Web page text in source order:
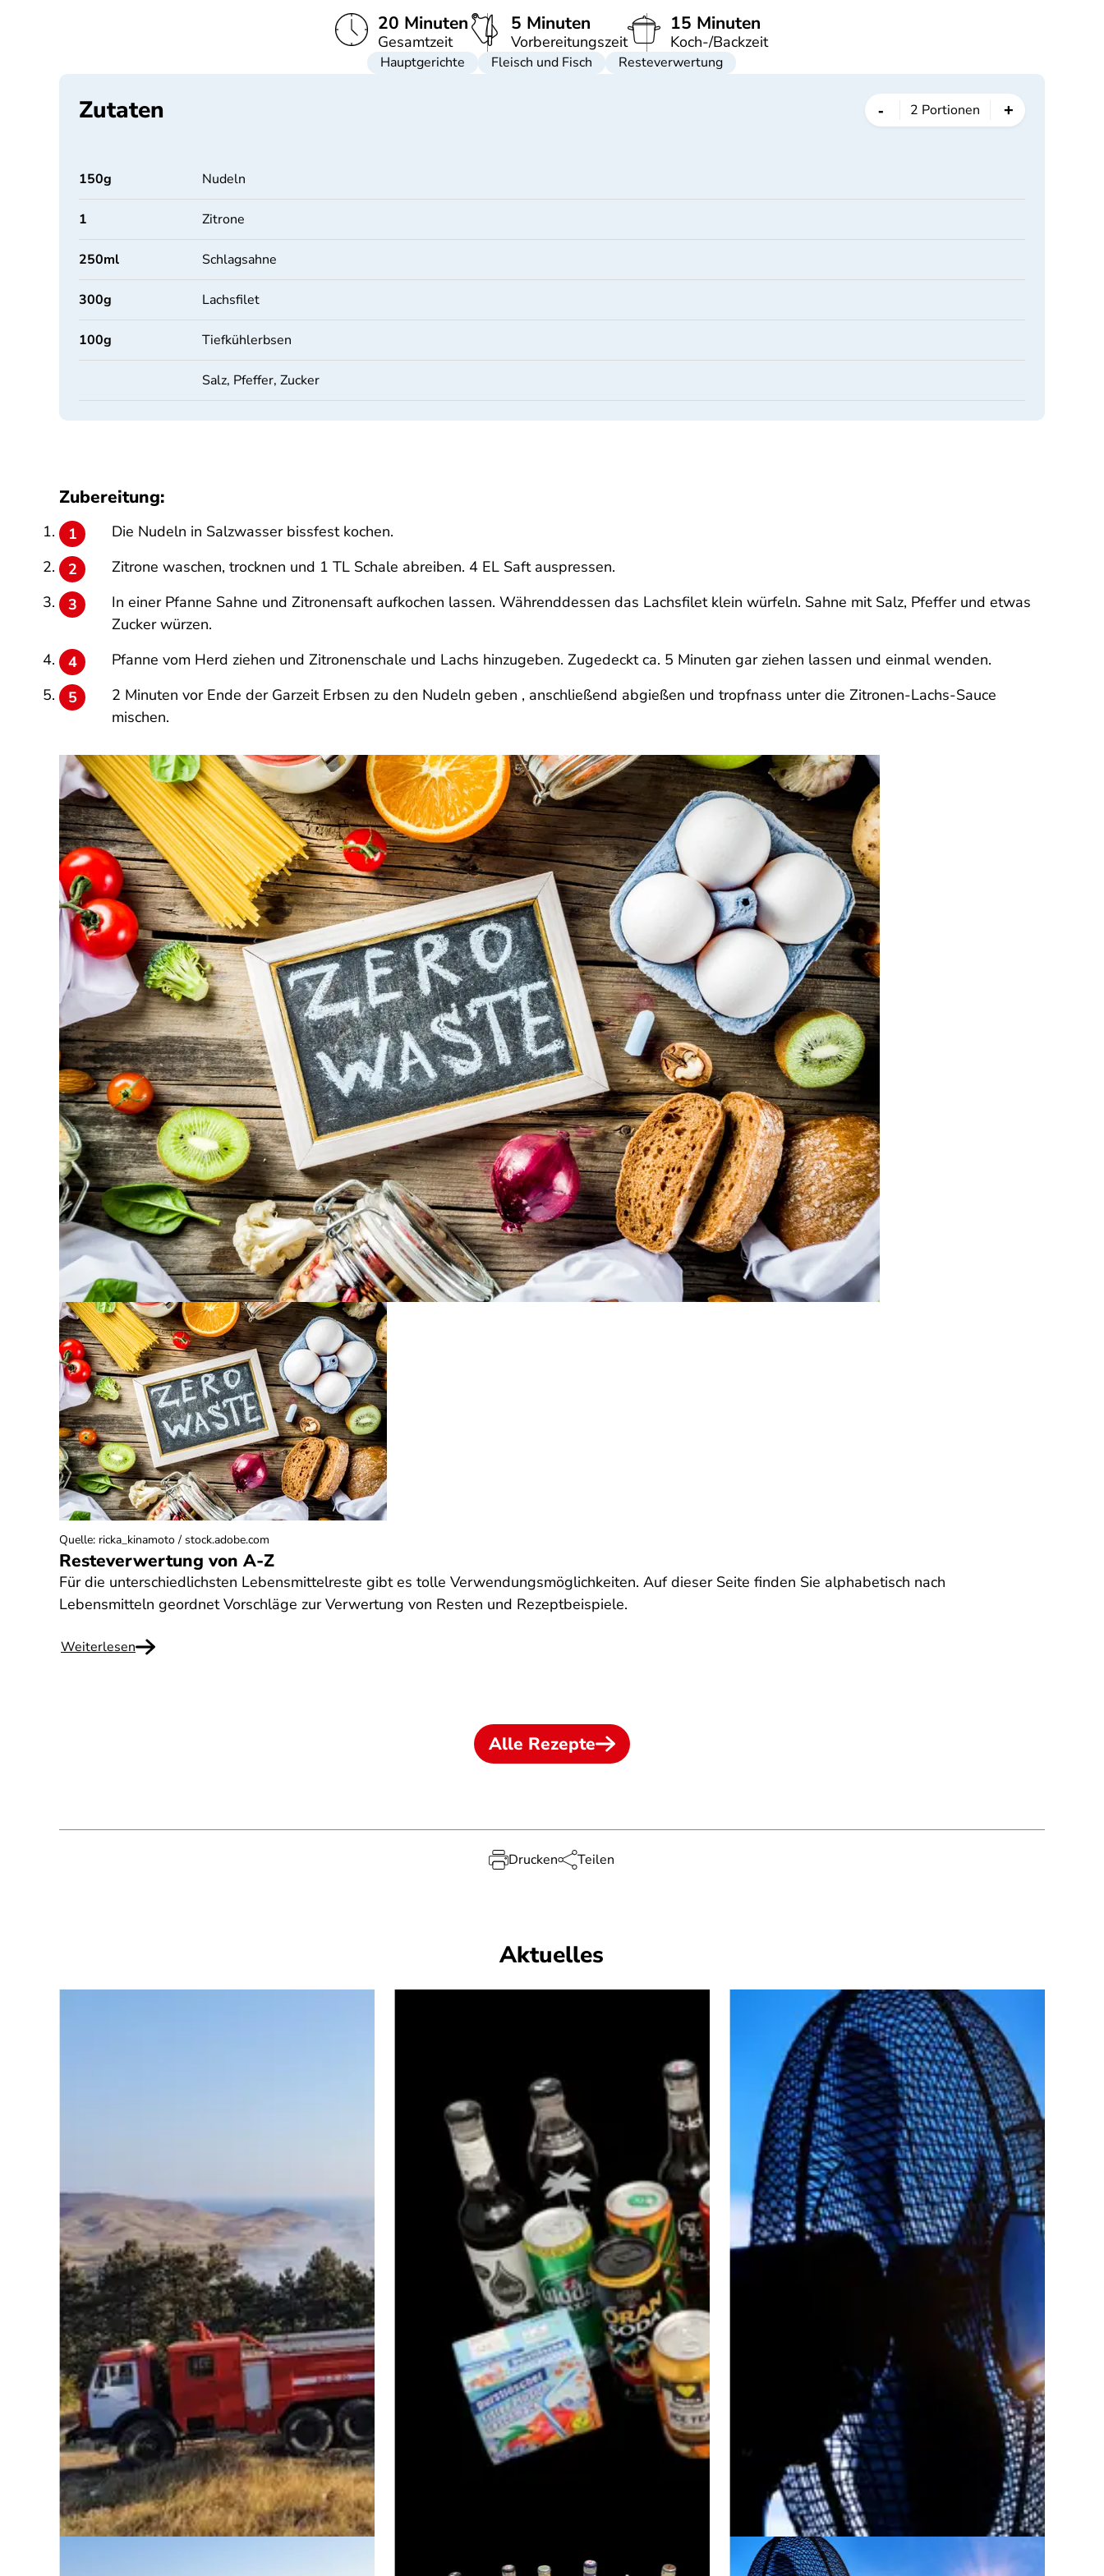
20 Minuten
Gesamtzeit
5 Minuten
Vorbereitungszeit
15 Minuten
Koch-/Backzeit
Hauptgerichte Fleisch und Fisch Resteverwertung
Zutaten - 2 Portionen +
150g Nudeln
1 Zitrone
250ml Schlagsahne
300g Lachsfilet
100g Tiefkühlerbsen
Salz, Pfeffer, Zucker
Zubereitung:
Die Nudeln in Salzwasser bissfest kochen.
Zitrone waschen, trocknen und 1 TL Schale abreiben. 4 EL Saft auspressen.
In einer Pfanne Sahne und Zitronensaft aufkochen lassen. Währenddessen das Lachsfilet klein würfeln. Sahne mit Salz, Pfeffer und etwas
Zucker würzen.
Pfanne vom Herd ziehen und Zitronenschale und Lachs hinzugeben. Zugedeckt ca. 5 Minuten gar ziehen lassen und einmal wenden.
2 Minuten vor Ende der Garzeit Erbsen zu den Nudeln geben , anschließend abgießen und tropfnass unter die Zitronen-Lachs-Sauce
mischen.
Resteverwertung von A-Z
Für die unterschiedlichsten Lebensmittelreste gibt es tolle Verwendungsmöglichkeiten. Auf dieser Seite finden Sie alphabetisch nach
Lebensmitteln geordnet Vorschläge zur Verwertung von Resten und Rezeptbeispiele.
Weiterlesen
Quelle: ricka_kinamoto / stock.adobe.com
Alle Rezepte
Drucken Teilen
Aktuelles